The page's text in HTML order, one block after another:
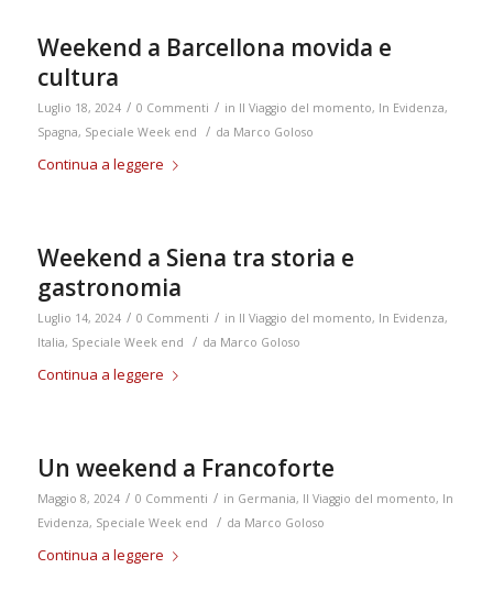
Weekend a Barcellona movida e
cultura
Luglio 18, 2024 / 0 Commenti / in Il Viaggio del momento, In Evidenza,
Spagna, Speciale Week end / da Marco Goloso
Continua a leggere
Weekend a Siena tra storia e
gastronomia
Luglio 14, 2024 / 0 Commenti / in Il Viaggio del momento, In Evidenza,
Italia, Speciale Week end / da Marco Goloso
Continua a leggere
Un weekend a Francoforte
Maggio 8, 2024 / 0 Commenti / in Germania, Il Viaggio del momento, In
Evidenza, Speciale Week end / da Marco Goloso
Continua a leggere